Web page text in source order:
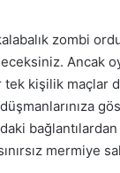
kalabalık zombi
Ancak
kişilik maçlar
bağlantılardan
mermiye